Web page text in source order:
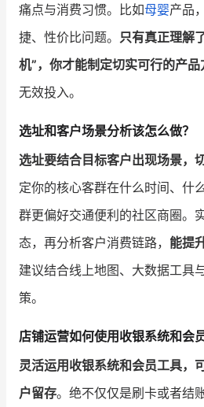
痛点与消费习惯。比如母婴产品
捷、性价比问题。 只有真正理解
机”，你才能制定切实可行的产
无效投入。
选址和客户场景分析该怎么做？
选址要结合目标客户出现场景，
定你的核心客群在什么时间、什
群更偏好交通便利的社区商圈。
态，再分析客户消费链路， 能提
建议结合线上地图、大数据工具
策。
店铺运营如何使用收银系统和会
灵活运用收银系统和会员工具，
户留存。绝不仅仅是刷卡或者结